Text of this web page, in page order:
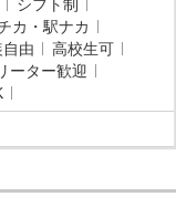
シフト制
カ・駅ナカ
自由
高校生可
ーター歓迎